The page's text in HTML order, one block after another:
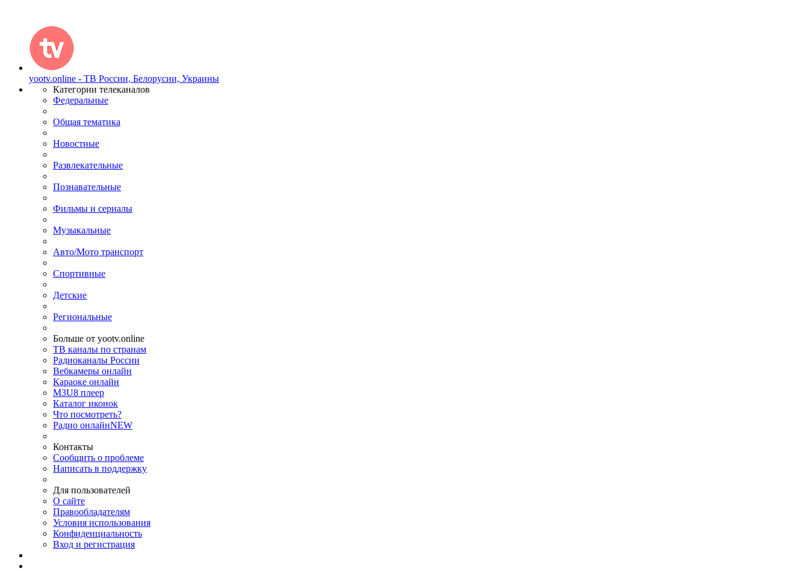
yootv.online - ТВ России, Белорусии, Украины
Категории телеканалов
Федеральные
Общая тематика
Новостные
Развлекательные
Познавательные
Фильмы и сериалы
Музыкальные
Авто/Мото транспорт
Спортивные
Детские
Региональные
Больше от yootv.online
ТВ каналы по странам
Радиоканалы России
Вебкамеры онлайн
Караоке онлайн
M3U8 плеер
Каталог иконок
Что посмотреть?
Радио онлайнNEW
Контакты
Сообщить о проблеме
Написать в поддержку
Для пользователей
О сайте
Правообладателям
Условия использования
Конфиденциальность
Вход и регистрация